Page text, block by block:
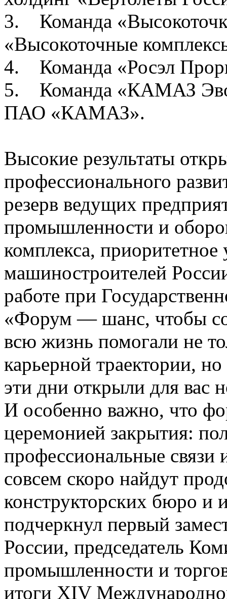
3. Команда
«Высокоточные
4. Команда «Росэл
5. Команда «КАМАЗ
ПАО «КАМАЗ».
Высокие результаты
профессионального
резерв ведущих
промышленности и
комплекса,
машиностроителей
работе при
«Форум — шанс, чтобы
всю жизнь помогали не
карьерной траектории,
эти дни открыли для вас
И особенно важно, что
церемонией закрытия:
профессиональные связи
совсем скоро найдут
конструкторских бюро и
подчеркнул первый
России, председатель
промышленности и
итоги XIV